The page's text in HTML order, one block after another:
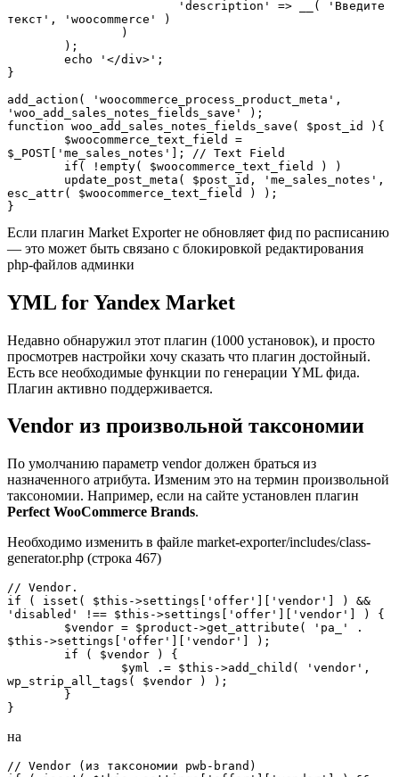
текст', 'woocommerce' )
}
add_action( 'woocommerce_process_product_meta',
'woo_add_sales_notes_fields_save' );
function woo_add_sales_notes_fields_save( $post_id ){
$_POST['me_sales_notes']; // Text Field
esc_attr( $woocommerce_text_field ) );
}
Если плагин Market Exporter не обновляет фид по расписанию
— это может быть связано с блокировкой редактирования
php-файлов админки
YML for Yandex Market
Недавно обнаружил этот плагин (1000 установок), и просто
просмотрев настройки хочу сказать что плагин достойный.
Есть все необходимые функции по генерации YML фида.
Плагин активно поддерживается.
Vendor из произвольной таксономии
По умолчанию параметр vendor должен браться из
назначенного атрибута. Изменим это на термин произвольной
таксономии. Например, если на сайте установлен плагин
Perfect WooCommerce Brands.
Необходимо изменить в файле market-exporter/includes/class-
generator.php (строка 467)
// Vendor.
if ( isset( $this->settings['offer']['vendor'] ) &&
'disabled' !== $this->settings['offer']['vendor'] ) {
$this->settings['offer']['vendor'] );
wp_strip_all_tags( $vendor ) );
}
на
// Vendor (из таксономии pwb-brand)